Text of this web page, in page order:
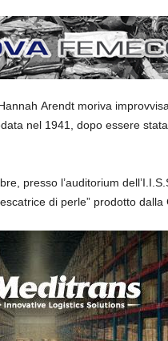
Arendtmoriva
nel 1941, dopo essere
presso l’auditorium
di perle” prodotto dalla